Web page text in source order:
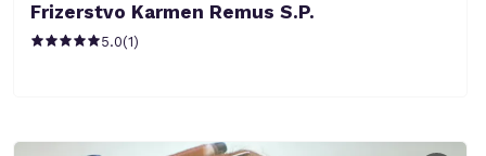
Frizerstvo Karmen Remus S.P.
5.0(1)